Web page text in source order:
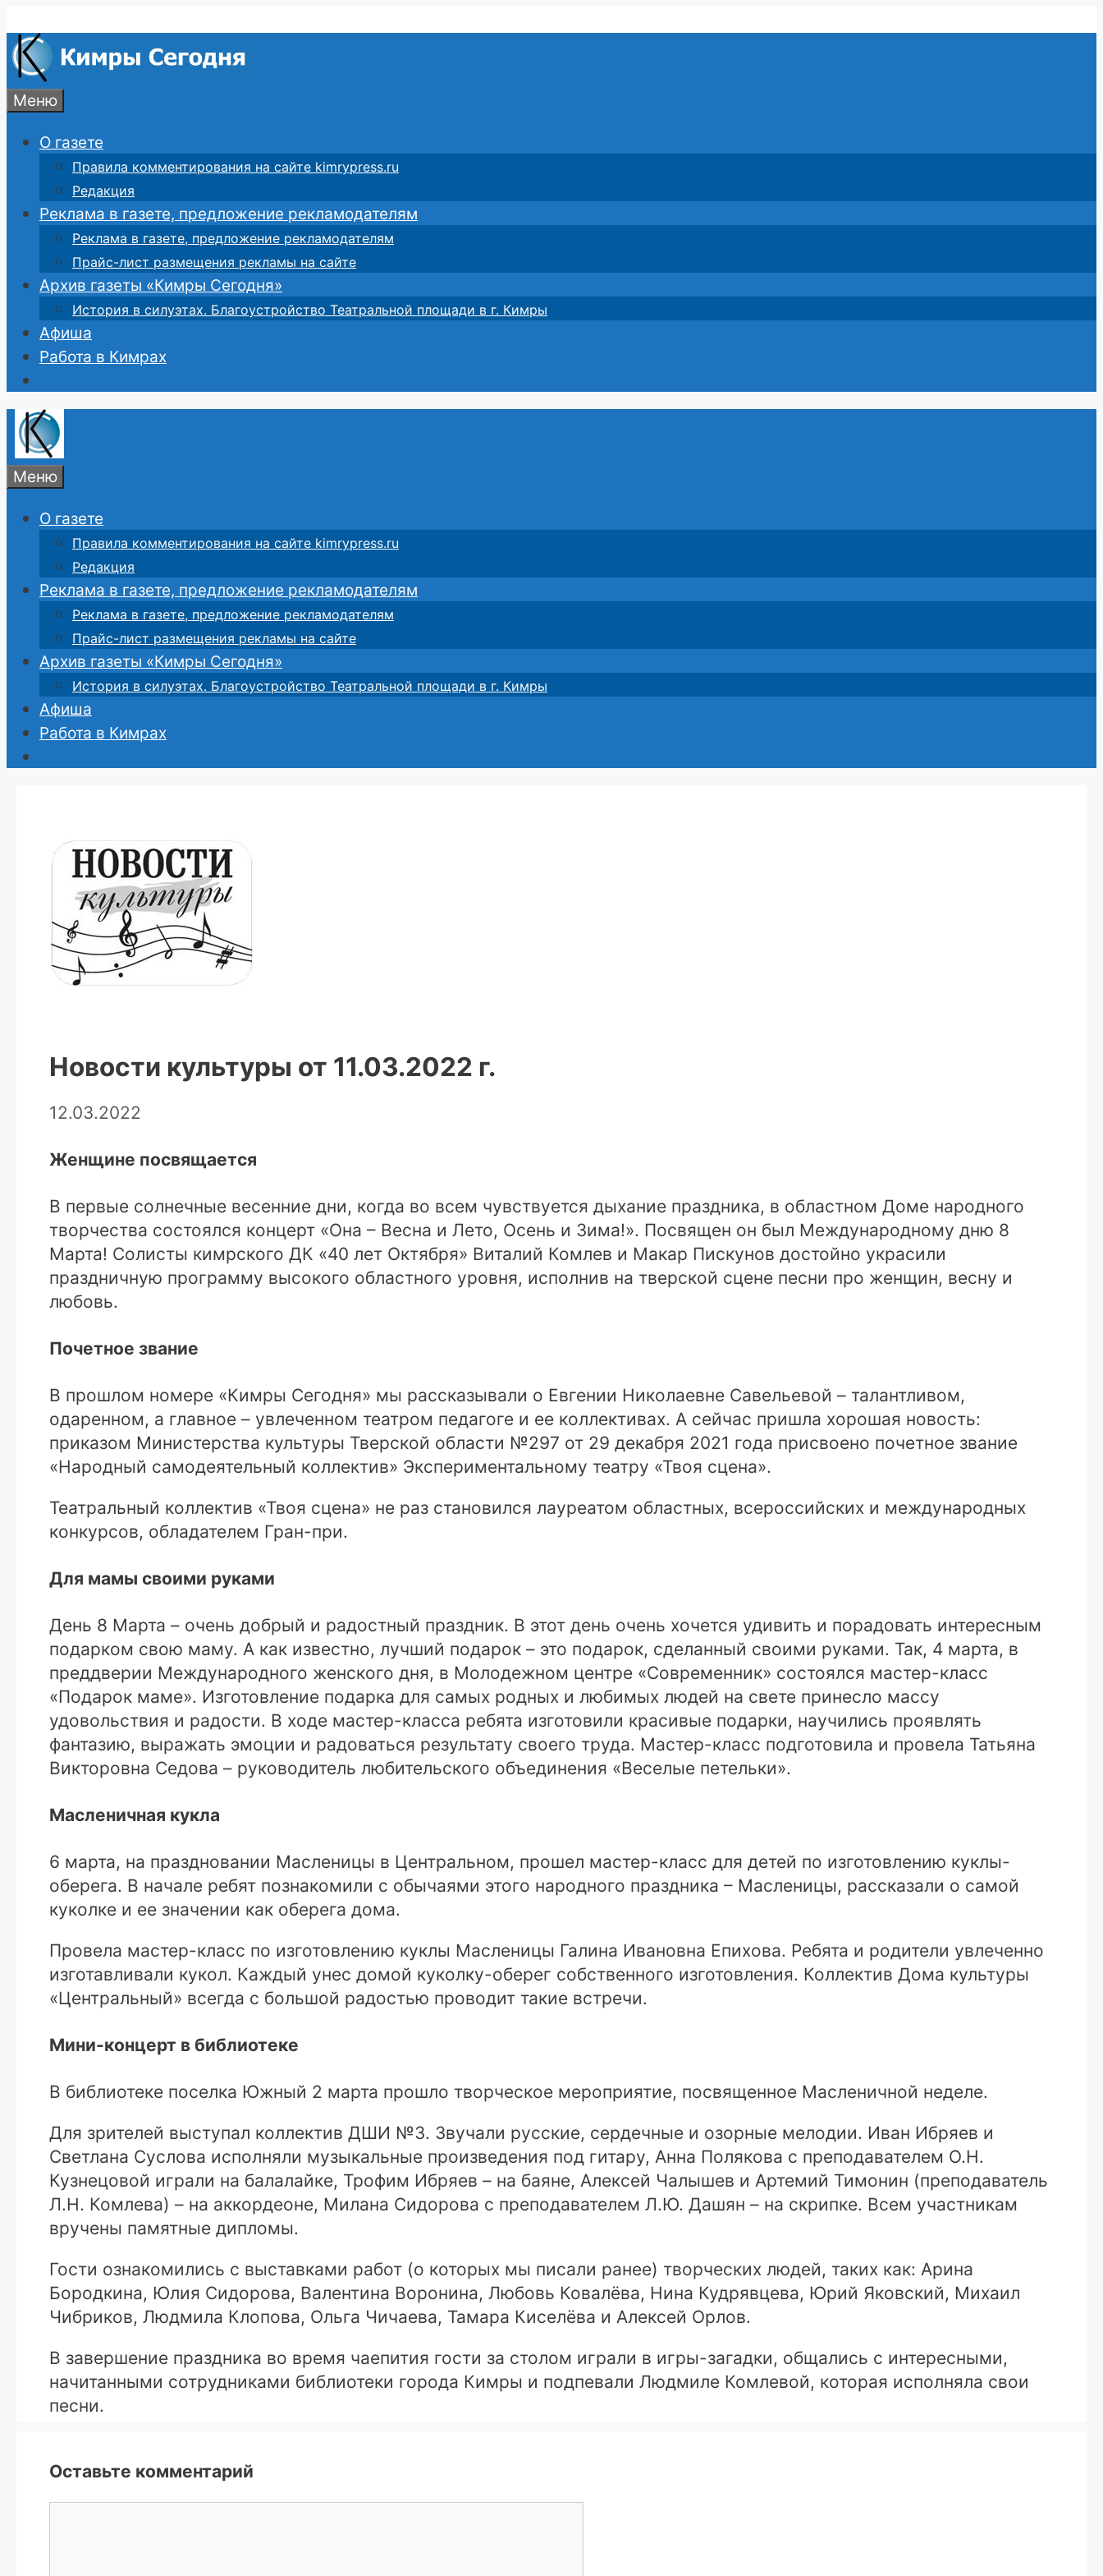
к
содержимому
Меню
О газете
Правила комментирования на сайте kimrypress.ru
Редакция
Реклама в газете, предложение рекламодателям
Реклама в газете, предложение рекламодателям
Прайс-лист размещения рекламы на сайте
Архив газеты «Кимры Сегодня»
История в силуэтах. Благоустройство Театральной площади в г. Кимры
Афиша
Работа в Кимрах
Меню
О газете
Правила комментирования на сайте kimrypress.ru
Редакция
Реклама в газете, предложение рекламодателям
Реклама в газете, предложение рекламодателям
Прайс-лист размещения рекламы на сайте
Архив газеты «Кимры Сегодня»
История в силуэтах. Благоустройство Театральной площади в г. Кимры
Афиша
Работа в Кимрах
Новости культуры от 11.03.2022 г.
12.03.2022
Женщине посвящается
В первые солнечные весенние дни, когда во всем чувствуется дыхание праздника, в областном Доме народного
творчества состоялся концерт «Она – Весна и Лето, Осень и Зима!». Посвящен он был Международному дню 8
Марта! Солисты кимрского ДК «40 лет Октября» Виталий Комлев и Макар Пискунов достойно украсили
праздничную программу высокого областного уровня, исполнив на тверской сцене песни про женщин, весну и
любовь.
Почетное звание
В прошлом номере «Кимры Сегодня» мы рассказывали о Евгении Николаевне Савельевой – талантливом,
одаренном, а главное – увлеченном театром педагоге и ее коллективах. А сейчас пришла хорошая новость:
приказом Министерства культуры Тверской области №297 от 29 декабря 2021 года присвоено почетное звание
«Народный самодеятельный коллектив» Экспериментальному театру «Твоя сцена».
Театральный коллектив «Твоя сцена» не раз становился лауреатом областных, всероссийских и международных
конкурсов, обладателем Гран-при.
Для мамы своими руками
День 8 Марта – очень добрый и радостный праздник. В этот день очень хочется удивить и порадовать интересным
подарком свою маму. А как известно, лучший подарок – это подарок, сделанный своими руками. Так, 4 марта, в
преддверии Международного женского дня, в Молодежном центре «Современник» состоялся мастер-класс
«Подарок маме». Изготовление подарка для самых родных и любимых людей на свете принесло массу
удовольствия и радости. В ходе мастер-класса ребята изготовили красивые подарки, научились проявлять
фантазию, выражать эмоции и радоваться результату своего труда. Мастер-класс подготовила и провела Татьяна
Викторовна Седова – руководитель любительского объединения «Веселые петельки».
Масленичная кукла
6 марта, на праздновании Масленицы в Центральном, прошел мастер-класс для детей по изготовлению куклы-
оберега. В начале ребят познакомили с обычаями этого народного праздника – Масленицы, рассказали о самой
куколке и ее значении как оберега дома.
Провела мастер-класс по изготовлению куклы Масленицы Галина Ивановна Епихова. Ребята и родители увлеченно
изготавливали кукол. Каждый унес домой куколку-оберег собственного изготовления. Коллектив Дома культуры
«Центральный» всегда с большой радостью проводит такие встречи.
Мини-концерт в библиотеке
В библиотеке поселка Южный 2 марта прошло творческое мероприятие, посвященное Масленичной неделе.
Для зрителей выступал коллектив ДШИ №3. Звучали русские, сердечные и озорные мелодии. Иван Ибряев и
Светлана Суслова исполняли музыкальные произведения под гитару, Анна Полякова с преподавателем О.Н.
Кузнецовой играли на балалайке, Трофим Ибряев – на баяне, Алексей Чалышев и Артемий Тимонин (преподаватель
Л.Н. Комлева) – на аккордеоне, Милана Сидорова с преподавателем Л.Ю. Дашян – на скрипке. Всем участникам
вручены памятные дипломы.
Гости ознакомились с выставками работ (о которых мы писали ранее) творческих людей, таких как: Арина
Бородкина, Юлия Сидорова, Валентина Воронина, Любовь Ковалёва, Нина Кудрявцева, Юрий Яковский, Михаил
Чибриков, Людмила Клопова, Ольга Чичаева, Тамара Киселёва и Алексей Орлов.
В завершение праздника во время чаепития гости за столом играли в игры-загадки, общались с интересными,
начитанными сотрудниками библиотеки города Кимры и подпевали Людмиле Комлевой, которая исполняла свои
песни.
Оставьте комментарий